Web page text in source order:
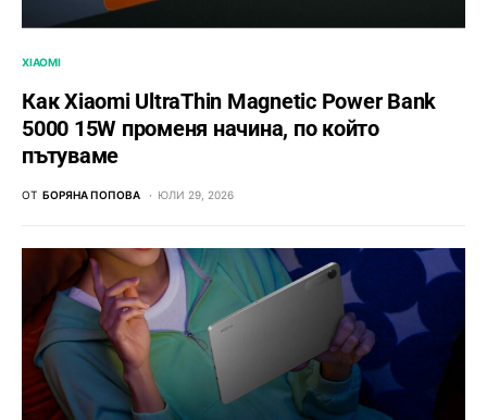
XIAOMI
Как Xiaomi UltraThin Magnetic Power Bank
5000 15W променя начина, по който
пътуваме
ОТ БОРЯНА ПОПОВА ЮЛИ 29, 2026